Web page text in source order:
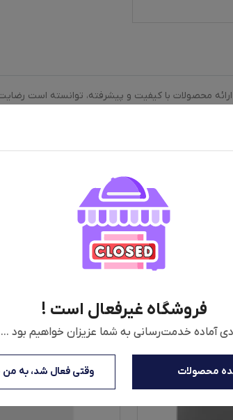
فروشگاه غیرفعال است !
آماده خدمت‌رسانی به شما عزیزان خواهیم بود ...
محصولات وقتی فعال شد، به من
ارائه محصولات با کیفیت و پیشرفته، توانسته است
شما بتوانید در یک دور شستشو، تمام ظروف مورد
است. میوه و سبزی شوی: این ماشین ظرفشویی علاوه
مفید است و کم صدا و کم مصرف: با توجه به
به دنبال یک ماشین ظرفشویی با کیفیت، پیشرفته و